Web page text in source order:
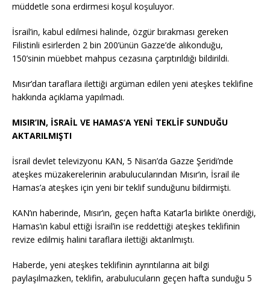
müddetle sona erdirmesi koşul koşuluyor.
İsrail’in, kabul edilmesi halinde, özgür bırakması gereken
Filistinli esirlerden 2 bin 200’ünün Gazze’de alıkonduğu,
150’sinin müebbet mahpus cezasına çarptırıldığı bildirildi.
Mısır’dan taraflara ilettiği argüman edilen yeni ateşkes teklifine
hakkında açıklama yapılmadı.
MISIR’IN, İSRAİL VE HAMAS’A YENİ TEKLİF SUNDUĞU
AKTARILMIŞTI
İsrail devlet televizyonu KAN, 5 Nisan’da Gazze Şeridi’nde
ateşkes müzakerelerinin arabulucularından Mısır’ın, İsrail ile
Hamas’a ateşkes için yeni bir teklif sunduğunu bildirmişti.
KAN’ın haberinde, Mısır’ın, geçen hafta Katar’la birlikte önerdiği,
Hamas’ın kabul ettiği İsrail’in ise reddettiği ateşkes teklifinin
revize edilmiş halini taraflara ilettiği aktarılmıştı.
Haberde, yeni ateşkes teklifinin ayrıntılarına ait bilgi
paylaşılmazken, teklifin, arabulucuların geçen hafta sunduğu 5